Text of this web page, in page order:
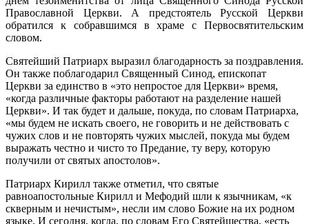
Православной Церкви. А предстоятель Русской Церкви
обратился к собравшимся в храме с Первосвятительским
словом.
Святейший Патриарх выразил благодарность за поздравления.
Он также поблагодарил Священный Синод, епископат
Церкви за единство в «это непростое для Церкви» время,
«когда различные факторы работают на разделение нашей
Церкви». И так будет и дальше, покуда, по словам Патриарха,
«мы будем не искать своего, не говорить и не действовать с
чужих слов и не повторять чужих мыслей, покуда мы будем
выражать честно и чисто то Предание, ту веру, которую
получили от святых апостолов».
Патриарх Кирилл также отметил, что святые
равноапостольные Кирилл и Мефодий шли к язычникам, «к
скверным и нечистым», несли им слово Божие на их родном
языке. И сегодня, когда, по словам Его Святейшества, «есть